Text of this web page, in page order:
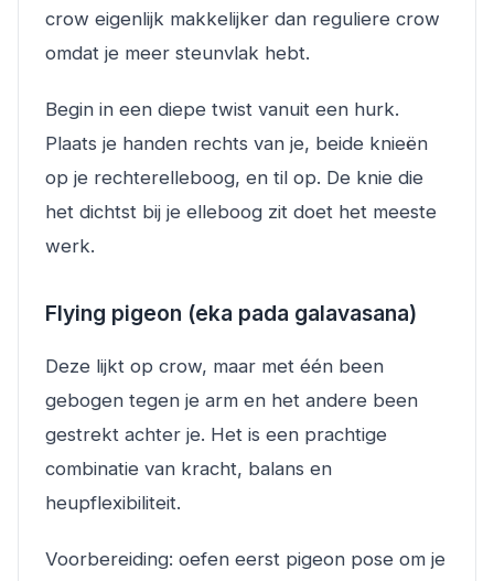
crow eigenlijk makkelijker dan reguliere crow
omdat je meer steunvlak hebt.
Begin in een diepe twist vanuit een hurk.
Plaats je handen rechts van je, beide knieën
op je rechterelleboog, en til op. De knie die
het dichtst bij je elleboog zit doet het meeste
werk.
Flying pigeon (eka pada galavasana)
Deze lijkt op crow, maar met één been
gebogen tegen je arm en het andere been
gestrekt achter je. Het is een prachtige
combinatie van kracht, balans en
heupflexibiliteit.
Voorbereiding: oefen eerst pigeon pose om je